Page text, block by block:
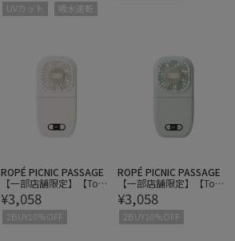
UVカット
吸水速乾
ROPÉ PICNIC PASSAGE
【一部店舗限定】【Toff
y/トフィー】ひんやり6W
AYモバイルファン
¥3,058
2BUY10%OFF
ROPÉ PICNIC PASSAGE
【一部店舗限定】【Toff
y/トフィー】ひんやり6W
AYモバイルファン
¥3,058
2BUY10%OFF